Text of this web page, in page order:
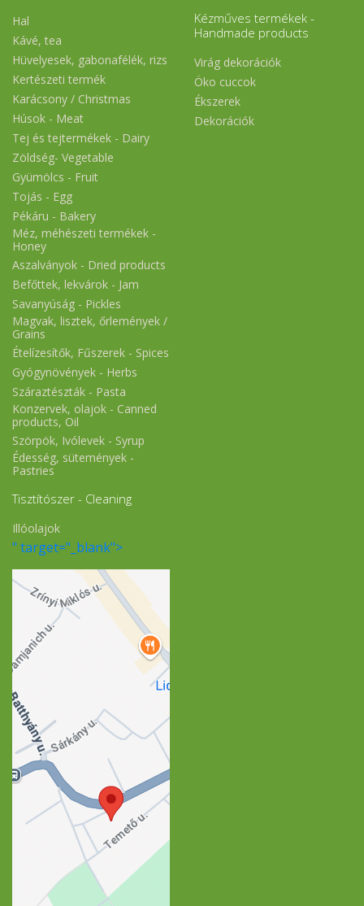
Hal
Kávé, tea
Hüvelyesek, gabonafélék, rizs
Kertészeti termék
Karácsony / Christmas
Húsok - Meat
Tej és tejtermékek - Dairy
Zöldség- Vegetable
Gyümölcs - Fruit
Tojás - Egg
Pékáru - Bakery
Méz, méhészeti termékek -
Honey
Aszalványok - Dried products
Befőttek, lekvárok - Jam
Savanyúság - Pickles
Magvak, lisztek, őrlemények /
Grains
Ételízesítők, Fűszerek - Spices
Gyógynövények - Herbs
Száraztészták - Pasta
Konzervek, olajok - Canned
products, Oil
Szörpök, Ivólevek - Syrup
Édesség, sütemények -
Pastries
Tisztítószer - Cleaning
Illóolajok
Kézműves termékek -
Handmade products
Virág dekorációk
Öko cuccok
Ékszerek
Dekorációk
" target="_blank">